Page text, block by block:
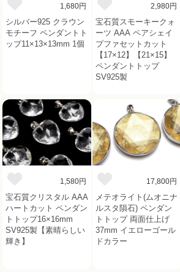
1,680円
シルバー925 クラウン
モチーフ ペンダントト
ップ11×13×13mm 1個
2,980円
宝石質スモーキークォ
ーツ AAA ペアシェイ
プファセットカット
【17×12】【21×15】
ペンダントトップ
SV925製
1,580円
宝石質クリスタル AAA
ハートカット ペンダン
トトップ16×16mm
SV925製【素晴らしい
輝き】
17,800円
メテオライト(ムオニナ
ルスタ隕石) ペンダン
トトップ 両面仕上げ
37mm イエローゴール
ドカラー